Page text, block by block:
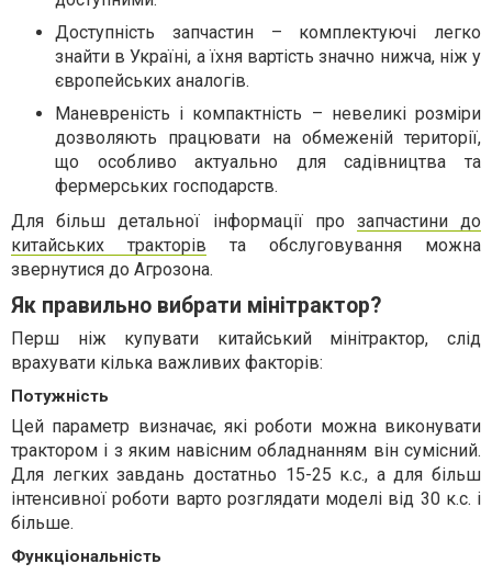
Доступність запчастин – комплектуючі легко
знайти в Україні, а їхня вартість значно нижча, ніж у
європейських аналогів.
Маневреність і компактність – невеликі розміри
дозволяють працювати на обмеженій території,
що особливо актуально для садівництва та
фермерських господарств.
Для більш детальної інформації про запчастини до
китайських тракторів та обслуговування можна
звернутися до Агрозона.
Як правильно вибрати мінітрактор?
Перш ніж купувати китайський мінітрактор, слід
врахувати кілька важливих факторів:
Потужність
Цей параметр визначає, які роботи можна виконувати
трактором і з яким навісним обладнанням він сумісний.
Для легких завдань достатньо 15-25 к.с., а для більш
інтенсивної роботи варто розглядати моделі від 30 к.с. і
більше.
Функціональність